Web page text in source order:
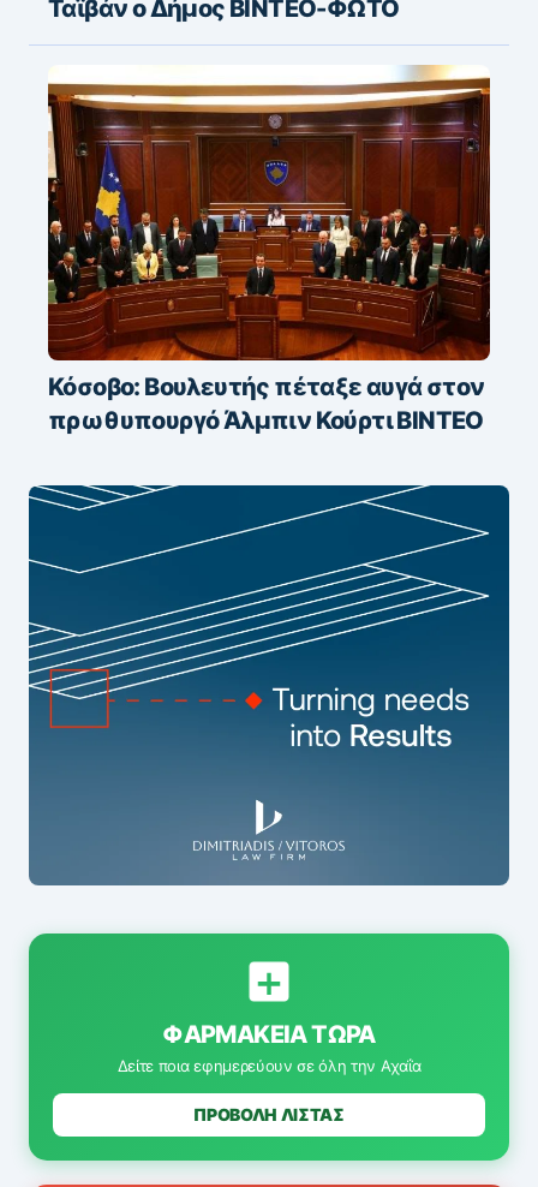
Ταϊβάν ο Δήμος ΒΙΝΤΕΟ-ΦΩΤΟ
Κόσοβο: Βουλευτής πέταξε αυγά στον
πρωθυπουργό Άλμπιν Κούρτι ΒΙΝΤΕΟ
ΦΑΡΜΑΚΕΊΑ ΤΏΡΑ
Δείτε ποια εφημερεύουν σε όλη την Αχαΐα
ΠΡΟΒΟΛΗ ΛΙΣΤΑΣ